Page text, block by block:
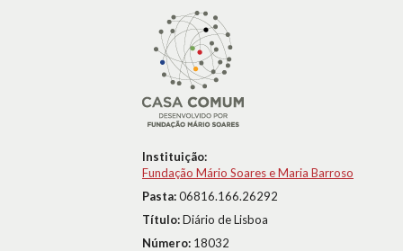
Instituição:
Fundação Mário Soares e Maria Barroso
Pasta:06816.166.26292
Título:Diário de Lisboa
Número: 18032